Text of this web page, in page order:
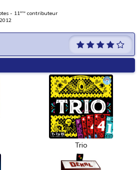
- 11ème contributeur
Trio